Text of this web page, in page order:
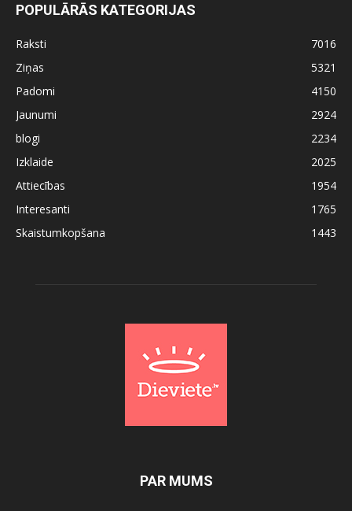
POPULĀRĀS KATEGORIJAS
Raksti
7016
Ziņas
5321
Padomi
4150
Jaunumi
2924
blogi
2234
Izklaide
2025
Attiecības
1954
Interesanti
1765
Skaistumkopšana
1443
PAR MUMS